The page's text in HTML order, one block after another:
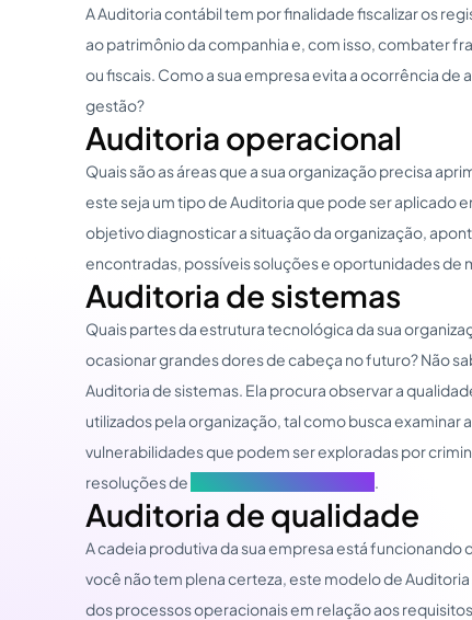
A Auditoria contábil tem por finalidade fiscalizar os
ao patrimônio da companhia e, com isso, combater
ou fiscais. Como a sua empresa evita a ocorrência
gestão?
Auditoria operacional
Quais são as áreas que a sua organização precisa
este seja um tipo de Auditoria que pode ser aplicado
objetivo diagnosticar a situação da organização,
encontradas, possíveis soluções e oportunidades de
Auditoria de sistemas
Quais partes da estrutura tecnológica da sua
ocasionar grandes dores de cabeça no futuro? Não
Auditoria de sistemas. Ela procura observar a
utilizados pela organização, tal como busca examinar
vulnerabilidades que podem ser exploradas por
resoluções de
.
Auditoria de qualidade
A cadeia produtiva da sua empresa está funcionando
você não tem plena certeza, este modelo de
dos processos operacionais em relação aos